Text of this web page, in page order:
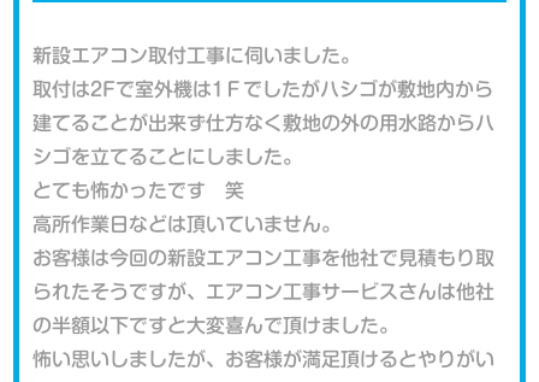
新設エアコン取付工事に伺いました。
取付は2Fで室外機は1Ｆでしたがハシゴが敷地内から
建てることが出来ず仕方なく敷地の外の用水路からハ
シゴを立てることにしました。
とても怖かったです 笑
高所作業日などは頂いていません。
お客様は今回の新設エアコン工事を他社で見積もり取
られたそうですが、エアコン工事サービスさんは他社
の半額以下ですと大変喜んで頂けました。
怖い思いしましたが、お客様が満足頂けるとやりがい